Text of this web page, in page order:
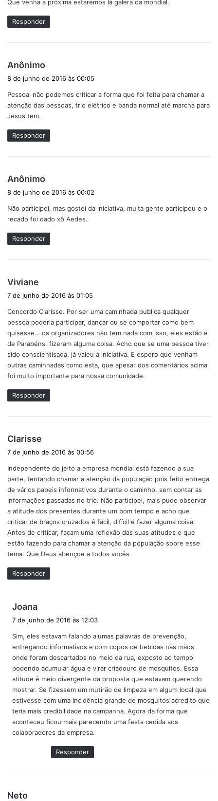
s
e
:
Que venha a próxima estaremos lá galera da mondial.
Responder
Anônimo
s
e
8 de junho de 2016 às 00:05
Pessoal não podemos criticar a forma que foi feita para chamar a
atenção das pessoas, trio elétrico e banda normal até marcha para
Jesus tem.
Responder
Anônimo
s
e
:
8 de junho de 2016 às 00:02
Não participei, mas gostei da iniciativa, muita gente participou e o
recado foi dado xô Aedes.
Responder
Viviane
s
e
:
7 de junho de 2016 às 01:05
Concordo Clarisse. Por ser uma caminhada publica qualquer
pessoa poderia participar, dançar ou se comportar como bem
quisesse… os organizadores não tem nada com isso, eles estão é
de Parabéns, fizeram alguma coisa. Acho que se uma pessoa tiver
sido conscientisada, já valeu a iniciativa. E espero que venham
outras caminhadas como esta, que apesar dos comentários acima
foi muito importante para nossa comunidade.
Responder
Clarisse
s
e
:
7 de junho de 2016 às 00:56
Independente do jeito a empresa mondial está fazendo a sua
parte, tentando chamar a atenção da população pois feito entrega
de vários papeis informativos durante o caminho, sem contar as
informações passadas no trio. Não participei, mais pude observar
a atitude dos presentes durante um bom tempo e acho que
criticar de braços cruzados é fácil, difícil é fazer alguma coisa.
Antes de criticar, façam uma reflexão das suas atitudes e que
estão fazendo para chamar a atenção da população sobre esse
tema. Que Deus abençoe a todos vocês
Responder
Joana
s
e
:
7 de junho de 2016 às 12:03
Sim, eles estavam falando alumas palavras de prevenção,
entregando informativos e com copos de bebidas nas mãos
onde foram descartados no meio da rua, exposto ao tempo
podendo acumular água e virar criadouro de mosquitos. Essa
atitude é meio divergente da proposta que estavam querendo
mostrar. Se fizessem um mutirão de limpeza em algum local que
estivesse com uma incidência grande de mosquitos acredito que
teria mais credibilidade na campanha. Agora da forma que
aconteceu ficou mais parecendo uma festa cedida aos
colaboradores da empresa.
Responder
Neto